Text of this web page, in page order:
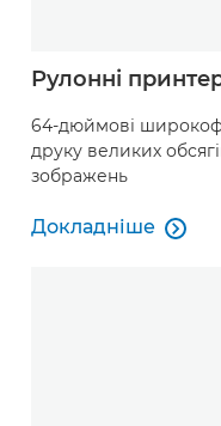
Рулонні
64-дюймові
друку великих
зображень
Докладніше
Докладніше
